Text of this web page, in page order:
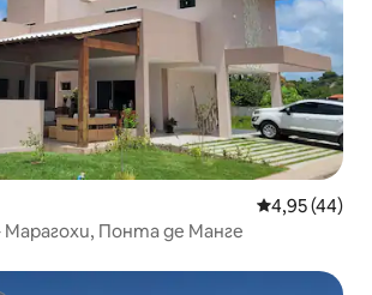
Средна
4,95 (44)
Марагохи, Понта де Манге